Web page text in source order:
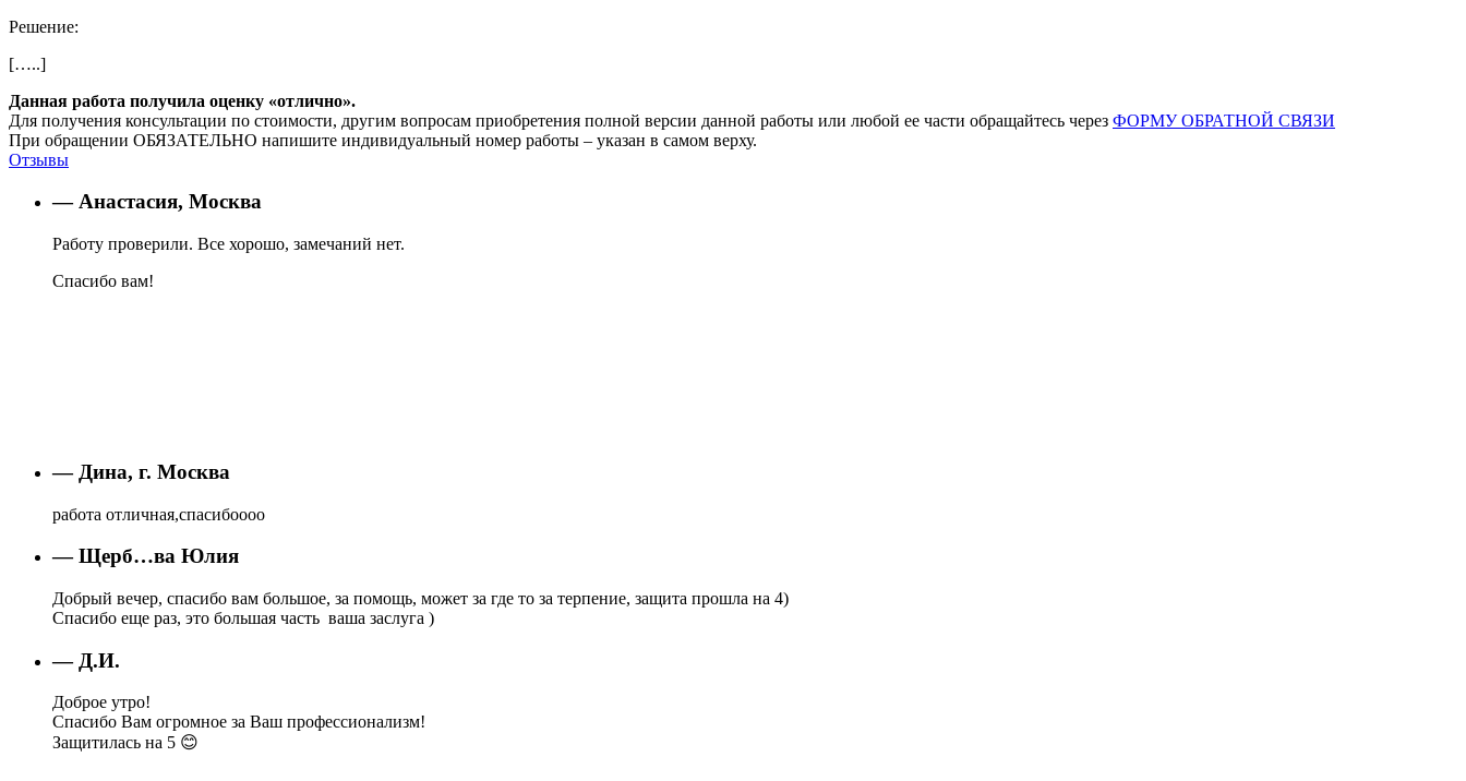
Решение:
[…..]
Данная работа получила оценку «отлично».
Для получения консультации по стоимости, другим вопросам приобретения полной версии данной работы или любой ее части обращайтесь через ФОРМУ ОБРАТНОЙ СВЯЗИ
При обращении ОБЯЗАТЕЛЬНО напишите индивидуальный номер работы – указан в самом верху.
Отзывы
— Анастасия, Москва
Работу проверили. Все хорошо, замечаний нет.
Спасибо вам!
— Дина, г. Москва
работа отличная,спасибоооо
— Щерб…ва Юлия
Добрый вечер, спасибо вам большое, за помощь, может за где то за терпение, защита прошла на 4)
Спасибо еще раз, это большая часть ваша заслуга )
— Д.И.
Доброе утро!
Спасибо Вам огромное за Ваш профессионализм!
Защитилась на 5 😊